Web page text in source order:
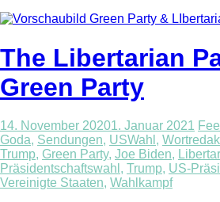
The Libertarian
Green Party
14. November 20201. Januar 2021 Fee
Goda, Sendungen, USWahl ,
Trump, Green Party, Joe Biden,
Präsidentschaftswahl , Trump, US-
Vereinigte Staaten, Wahlkampf